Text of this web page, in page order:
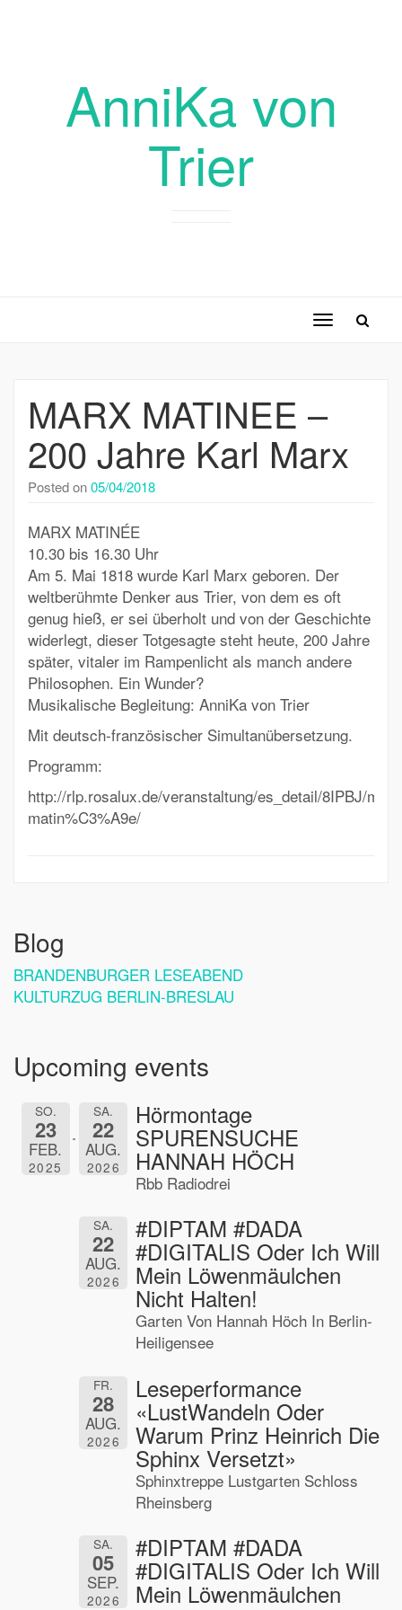
AnniKa von
Trier
Toggle
MARX MATINEE –
200 Jahre Karl Marx
Posted on05/04/2018
MARX MATINÉE
10.30 bis 16.30 Uhr
Am 5. Mai 1818 wurde Karl Marx geboren. Der
weltberühmte Denker aus Trier, von dem es oft
genug hieß, er sei überholt und von der Geschichte
widerlegt, dieser Totgesagte steht heute, 200 Jahre
später, vitaler im Rampenlicht als manch andere
Philosophen. Ein Wunder?
Musikalische Begleitung: AnniKa von Trier
Mit deutsch-französischer Simultanübersetzung.
Programm:
http://rlp.rosalux.de/veranstaltung/es_detail/8IPBJ/
matin%C3%A9e/
Blog
BRANDENBURGER LESEABEND
KULTURZUG BERLIN-BRESLAU
Upcoming events
SO.
23
FEB.
2025
SA.
22
AUG.
2026
Hörmontage
SPURENSUCHE
HANNAH HÖCH
Rbb Radiodrei
SA.
22
AUG.
2026
#DIPTAM #DADA
#DIGITALIS Oder Ich Will
Mein Löwenmäulchen
Nicht Halten!
Garten Von Hannah Höch In Berlin-
Heiligensee
FR.
28
AUG.
2026
Leseperformance
«LustWandeln Oder
Warum Prinz Heinrich Die
Sphinx Versetzt»
Sphinxtreppe Lustgarten Schloss
Rheinsberg
SA.
05
SEP.
2026
#DIPTAM #DADA
#DIGITALIS Oder Ich Will
Mein Löwenmäulchen